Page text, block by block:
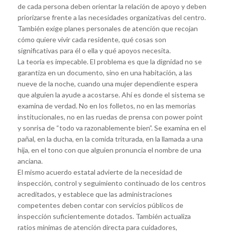
de cada persona deben orientar la relación de apoyo y deben
priorizarse frente a las necesidades organizativas del centro.
También exige planes personales de atención que recojan
cómo quiere vivir cada residente, qué cosas son
significativas para él o ella y qué apoyos necesita.
La teoría es impecable. El problema es que la dignidad no se
garantiza en un documento, sino en una habitación, a las
nueve de la noche, cuando una mujer dependiente espera
que alguien la ayude a acostarse. Ahí es donde el sistema se
examina de verdad. No en los folletos, no en las memorias
institucionales, no en las ruedas de prensa con power point
y sonrisa de “todo va razonablemente bien”. Se examina en el
pañal, en la ducha, en la comida triturada, en la llamada a una
hija, en el tono con que alguien pronuncia el nombre de una
anciana.
El mismo acuerdo estatal advierte de la necesidad de
inspección, control y seguimiento continuado de los centros
acreditados, y establece que las administraciones
competentes deben contar con servicios públicos de
inspección suficientemente dotados. También actualiza
ratios mínimas de atención directa para cuidadores,